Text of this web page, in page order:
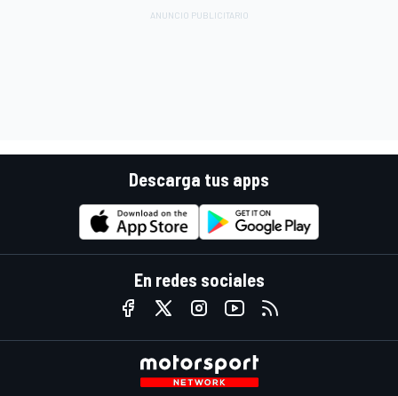
Descarga tus apps
En redes sociales